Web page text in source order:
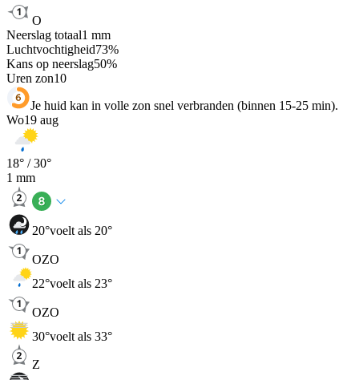
O
Neerslag totaal1 mm
Luchtvochtigheid73%
Kans op neerslag50%
Uren zon10
Je huid kan in volle zon snel verbranden (binnen 15-25 min).
Wo19 aug
18° /30°
1 mm
20°voelt als 20°
OZO
22°voelt als 23°
OZO
30°voelt als 33°
Z